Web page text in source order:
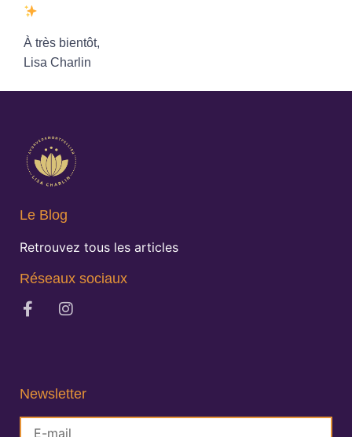
À très bientôt,
Lisa Charlin
Le Blog
Retrouvez tous les articles
Réseaux sociaux
Newsletter